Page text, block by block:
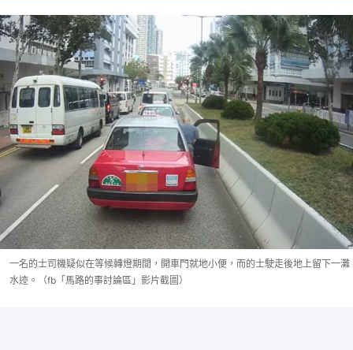
一名的士司機疑似在等候轉燈期間，開車門就地小便，而的士駛走後地上留下一灘
水迹。（fb「馬路的事討論區」影片截圖）